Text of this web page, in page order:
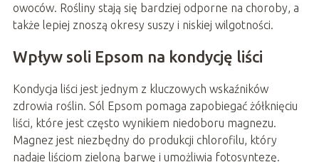
owoców. Rośliny stają się bardziej odporne na choroby, a
także lepiej znoszą okresy suszy i niskiej wilgotności.
Wpływ soli Epsom na kondycję liści
Kondycja liści jest jednym z kluczowych wskaźników
zdrowia roślin. Sól Epsom pomaga zapobiegać żółknięciu
liści, które jest często wynikiem niedoboru magnezu.
Magnez jest niezbędny do produkcji chlorofilu, który
nadaje liściom zieloną barwę i umożliwia fotosyntezę.